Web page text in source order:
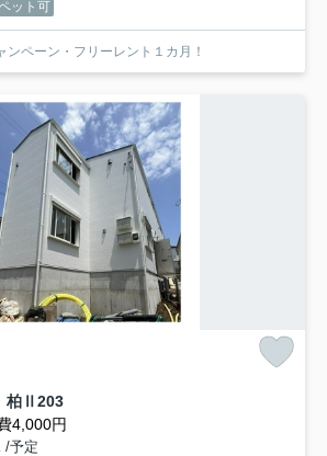
ット可
ンペーン・フリーレント１カ月！
柏Ⅱ 203
4,000円
/予定